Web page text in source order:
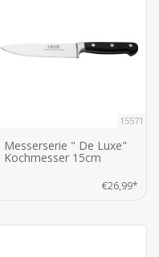
15571
Messerserie " De Luxe"
Kochmesser 15cm
€26,99*